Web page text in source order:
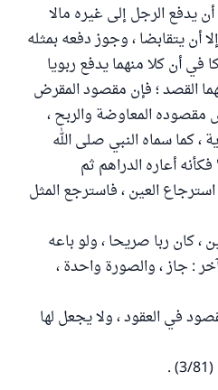
يدفع الرجل إلى غيره مالا
أن يتقابضا ، وجوز دفعه بمثله
أن كلا منهما يدفع ربويا
القصد ؛ فإن مقصود المقرض
مقصوده المعاوضة والربح ،
، كما سماه النبي صلى الله
أعاره الدراهم ثم
العين ، فاسترجع المثل
، كان ربا صريحا ، ولو باعه
: جاز ، والصورة واحدة ،
في العقود ، ولا يجعل لها
.